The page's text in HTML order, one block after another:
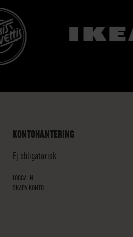
KONTOHANTERING
Ej obligatorisk
LOGGA IN
SKAPA KONTO